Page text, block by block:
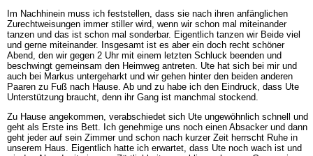
Im Nachhinein muss ich feststellen, dass sie nach ihren anfänglichen
Zurechtweisungen immer stiller wird, wenn wir schon mal miteinander
tanzen und das ist schon mal sonderbar. Eigentlich tanzen wir Beide viel
und gerne miteinander. Insgesamt ist es aber ein doch recht schöner
Abend, den wir gegen 2 Uhr mit einem letzten Schluck beenden und
beschwingt gemeinsam den Heimweg antreten. Ute hat sich bei mir und
auch bei Markus untergeharkt und wir gehen hinter den beiden anderen
Paaren zu Fuß nach Hause. Ab und zu habe ich den Eindruck, dass Ute
Unterstützung braucht, denn ihr Gang ist manchmal stockend.
Zu Hause angekommen, verabschiedet sich Ute ungewöhnlich schnell und
geht als Erste ins Bett. Ich genehmige uns noch einen Absacker und dann
geht jeder auf sein Zimmer und schon nach kurzer Zeit herrscht Ruhe in
unserem Haus. Eigentlich hatte ich erwartet, dass Ute noch wach ist und